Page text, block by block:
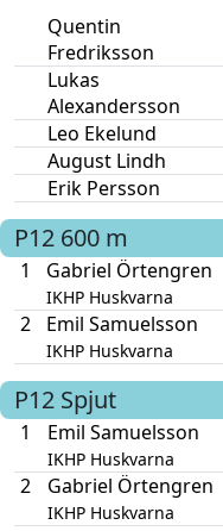
Quentin
Fredriksson
Lukas
Alexandersson
Leo Ekelund
August Lindh
Erik Persson
P12 600 m
1
Gabriel Örtengren
IKHP Huskvarna
2
Emil Samuelsson
IKHP Huskvarna
P12 Spjut
1
Emil Samuelsson
IKHP Huskvarna
2
Gabriel Örtengren
IKHP Huskvarna